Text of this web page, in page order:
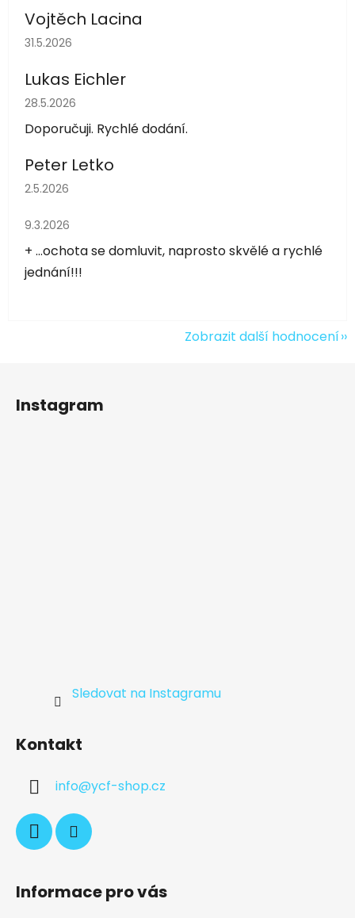
Vojtěch Lacina
Hodnocení obchodu je 5 z 5 hvězdiček.
31.5.2026
Lukas Eichler
Hodnocení obchodu je 5 z 5 hvězdiček.
28.5.2026
Doporučuji. Rychlé dodání.
Peter Letko
Hodnocení obchodu je 5 z 5 hvězdiček.
2.5.2026
Hodnocení obchodu je 5 z 5 hvězdiček.
9.3.2026
+ ...ochota se domluvit, naprosto skvělé a rychlé
jednání!!!
Zobrazit další hodnocení
Instagram
Sledovat na Instagramu
Kontakt
info@ycf-shop.cz
Informace pro vás